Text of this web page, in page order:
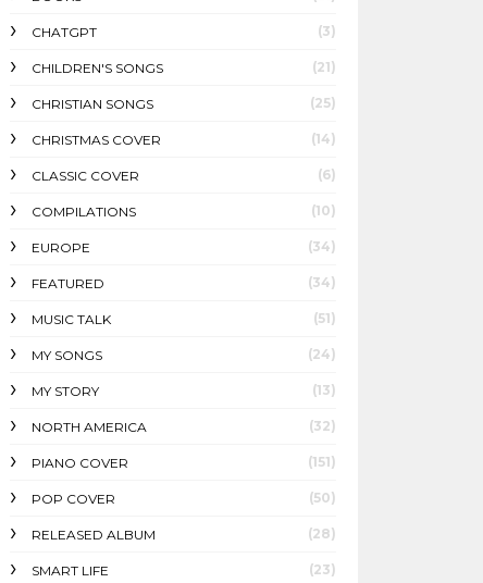
CHATGPT (3)
CHILDREN'S SONGS (21)
CHRISTIAN SONGS (25)
CHRISTMAS COVER (14)
CLASSIC COVER (6)
COMPILATIONS (10)
EUROPE (34)
FEATURED (34)
MUSIC TALK (51)
MY SONGS (24)
MY STORY (13)
NORTH AMERICA (32)
PIANO COVER (151)
POP COVER (50)
RELEASED ALBUM (28)
SMART LIFE (23)